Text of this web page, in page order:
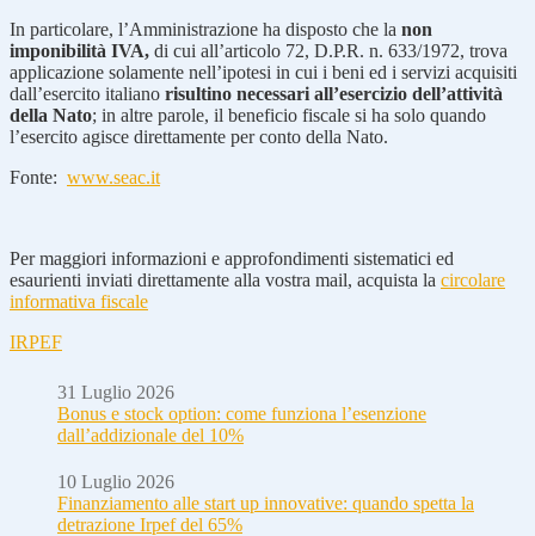
In particolare, l’Amministrazione ha disposto che la non
imponibilità IVA, di cui all’articolo 72, D.P.R. n. 633/1972, trova
applicazione solamente nell’ipotesi in cui i beni ed i servizi acquisiti
dall’esercito italiano risultino necessari all’esercizio dell’attività
della Nato; in altre parole, il beneficio fiscale si ha solo quando
l’esercito agisce direttamente per conto della Nato.
Fonte: www.seac.it
Per maggiori informazioni e approfondimenti sistematici ed
esaurienti inviati direttamente alla vostra mail, acquista la circolare
informativa fiscale
IRPEF
31 Luglio 2026
Bonus e stock option: come funziona l’esenzione
dall’addizionale del 10%
10 Luglio 2026
Finanziamento alle start up innovative: quando spetta la
detrazione Irpef del 65%